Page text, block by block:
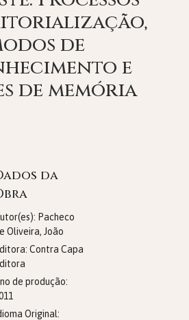
de
e
de memória
da
Pacheco
Oliveira, João
Contra Capa
de produção:
Original: